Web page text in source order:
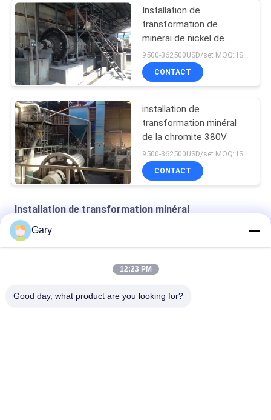
Installation de
transformation de
minerai de nickel de
flottaison de mélange
9500-362500USD/set MOQ:1SET
CONTACT
installation de
transformation minéral
de la chromite 380V
CONTACT
Installation de transformation minéral
céramiques structurelles en zirconium
Gary
12:23 PM
Good day, what product are you looking for?